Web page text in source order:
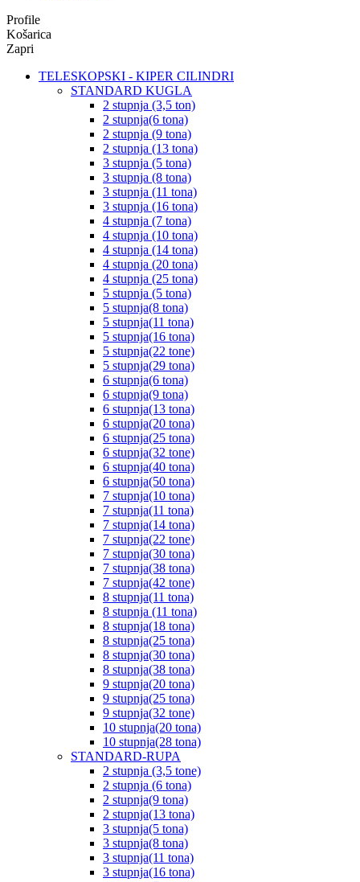
Profile
Košarica
Zapri
TELESKOPSKI - KIPER CILINDRI
STANDARD KUGLA
2 stupnja (3,5 ton)
2 stupnja(6 tona)
2 stupnja (9 tona)
2 stupnja (13 tona)
3 stupnja (5 tona)
3 stupnja (8 tona)
3 stupnja (11 tona)
3 stupnja (16 tona)
4 stupnja (7 tona)
4 stupnja (10 tona)
4 stupnja (14 tona)
4 stupnja (20 tona)
4 stupnja (25 tona)
5 stupnja (5 tona)
5 stupnja(8 tona)
5 stupnja(11 tona)
5 stupnja(16 tona)
5 stupnja(22 tone)
5 stupnja(29 tona)
6 stupnja(6 tona)
6 stupnja(9 tona)
6 stupnja(13 tona)
6 stupnja(20 tona)
6 stupnja(25 tona)
6 stupnja(32 tone)
6 stupnja(40 tona)
6 stupnja(50 tona)
7 stupnja(10 tona)
7 stupnja(11 tona)
7 stupnja(14 tona)
7 stupnja(22 tone)
7 stupnja(30 tona)
7 stupnja(38 tona)
7 stupnja(42 tone)
8 stupnja(11 tona)
8 stupnja (11 tona)
8 stupnja(18 tona)
8 stupnja(25 tona)
8 stupnja(30 tona)
8 stupnja(38 tona)
9 stupnja(20 tona)
9 stupnja(25 tona)
9 stupnja(32 tone)
10 stupnja(20 tona)
10 stupnja(28 tona)
STANDARD-RUPA
2 stupnja (3,5 tone)
2 stupnja (6 tona)
2 stupnja(9 tona)
2 stupnja(13 tona)
3 stupnja(5 tona)
3 stupnja(8 tona)
3 stupnja(11 tona)
3 stupnja(16 tona)